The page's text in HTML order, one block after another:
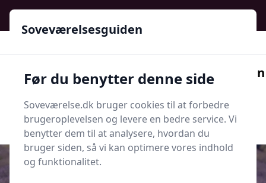
Soveværelsesguiden
Søg nu
Søg nu
Soveværelsesguiden
Før du benytter denne side
Soveværelse.dk bruger cookies til at forbedre
brugeroplevelsen og levere en bedre service. Vi
benytter dem til at analysere, hvordan du
bruger siden, så vi kan optimere vores indhold
og funktionalitet.